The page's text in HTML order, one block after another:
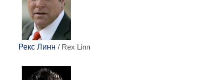
Рекс Линн / Rex Linn